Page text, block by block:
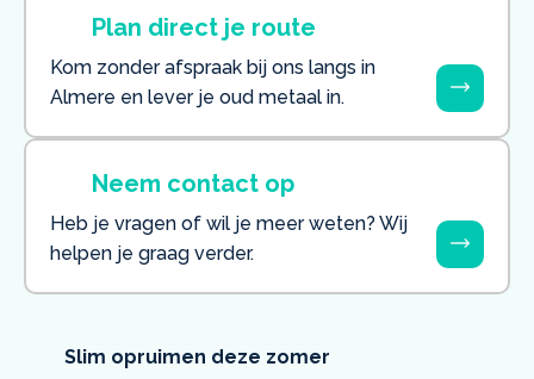
Plan direct je route
Kom zonder afspraak bij ons langs in
Almere en lever je oud metaal in.
Neem contact op
Heb je vragen of wil je meer weten? Wij
helpen je graag verder.
Slim opruimen deze zomer